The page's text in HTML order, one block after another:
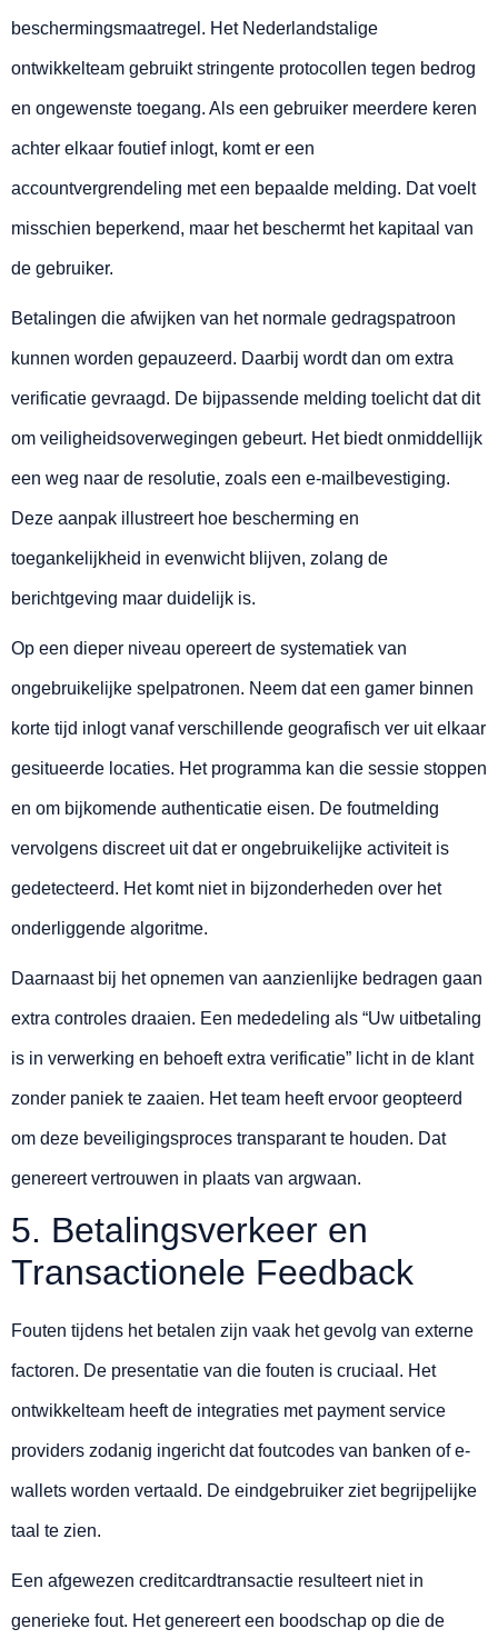
beschermingsmaatregel. Het Nederlandstalige
ontwikkelteam gebruikt stringente protocollen tegen bedrog
en ongewenste toegang. Als een gebruiker meerdere keren
achter elkaar foutief inlogt, komt er een
accountvergrendeling met een bepaalde melding. Dat voelt
misschien beperkend, maar het beschermt het kapitaal van
de gebruiker.
Betalingen die afwijken van het normale gedragspatroon
kunnen worden gepauzeerd. Daarbij wordt dan om extra
verificatie gevraagd. De bijpassende melding toelicht dat dit
om veiligheidsoverwegingen gebeurt. Het biedt onmiddellijk
een weg naar de resolutie, zoals een e-mailbevestiging.
Deze aanpak illustreert hoe bescherming en
toegankelijkheid in evenwicht blijven, zolang de
berichtgeving maar duidelijk is.
Op een dieper niveau opereert de systematiek van
ongebruikelijke spelpatronen. Neem dat een gamer binnen
korte tijd inlogt vanaf verschillende geografisch ver uit elkaar
gesitueerde locaties. Het programma kan die sessie stoppen
en om bijkomende authenticatie eisen. De foutmelding
vervolgens discreet uit dat er ongebruikelijke activiteit is
gedetecteerd. Het komt niet in bijzonderheden over het
onderliggende algoritme.
Daarnaast bij het opnemen van aanzienlijke bedragen gaan
extra controles draaien. Een mededeling als “Uw uitbetaling
is in verwerking en behoeft extra verificatie” licht in de klant
zonder paniek te zaaien. Het team heeft ervoor geopteerd
om deze beveiligingsproces transparant te houden. Dat
genereert vertrouwen in plaats van argwaan.
5. Betalingsverkeer en
Transactionele Feedback
Fouten tijdens het betalen zijn vaak het gevolg van externe
factoren. De presentatie van die fouten is cruciaal. Het
ontwikkelteam heeft de integraties met payment service
providers zodanig ingericht dat foutcodes van banken of e-
wallets worden vertaald. De eindgebruiker ziet begrijpelijke
taal te zien.
Een afgewezen creditcardtransactie resulteert niet in
generieke fout. Het genereert een boodschap op die de